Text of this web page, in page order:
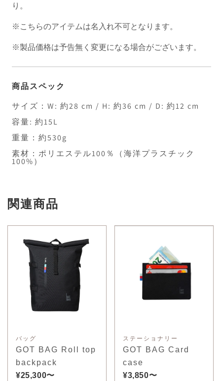
り。
※こちらのアイテムは名入れ不可となります。
※製品価格は予告無く変更になる場合がございます。
商品スペック
サイズ：W: 約28 cm / H: 約36 cm / D: 約12 cm
容量: 約15L
重量：約530g
素材：ポリエステル100％（海洋プラスチック
100%）
関連商品
バッグ
GOT BAG Roll top
backpack
¥25,300〜
ステーショナリー
GOT BAG Card
case
¥3,850〜